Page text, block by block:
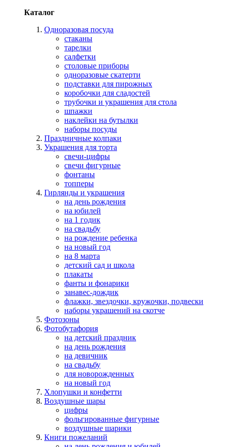
Каталог
Одноразовая посуда
стаканы
тарелки
салфетки
столовые приборы
одноразовые скатерти
подставки для пирожных
коробочки для сладостей
трубочки и украшения для стола
шпажки
наклейки на бутылки
наборы посуды
Праздничные колпаки
Украшения для торта
свечи-цифры
свечи фигурные
фонтаны
топперы
Гирлянды и украшения
на день рождения
на юбилей
на 1 годик
на свадьбу
на рождение ребенка
на новый год
на 8 марта
детский сад и школа
плакаты
фанты и фонарики
занавес-дождик
флажки, звездочки, кружочки, подвески
наборы украшений на скотче
Фотозоны
Фотобутафория
на детский праздник
на день рождения
на девичник
на свадьбу
для новорожденных
на новый год
Хлопушки и конфетти
Воздушные шары
цифры
фольгированные фигурные
воздушные шарики
Книги пожеланий